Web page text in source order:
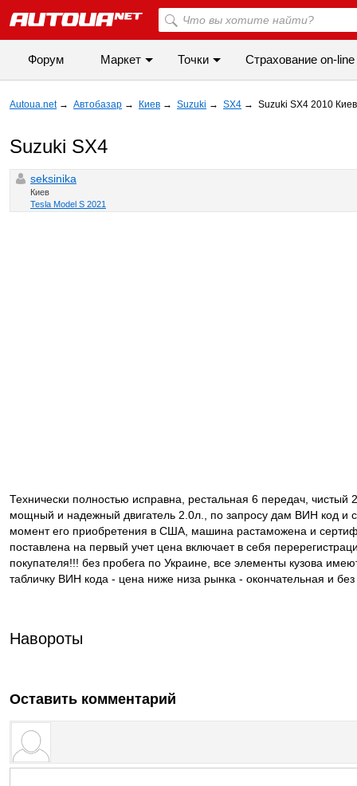
Форум Маркет Точки Cтрахование on-line
Autoua.net → Автобазар → Киев → Suzuki → SX4 → Suzuki SX4 2010 Киев
Suzuki SX4
seksinika
Киев
Tesla Model S 2021
Технически полностью исправна, рестальная 6 передач, чистый
мощный и надежный двигатель 2.0л., по запросу дам ВИН код и
момент его приобретения в США, машина растаможена и
поставлена на первый учет цена включает в себя
покупателя!!! без пробега по Украине, все элементы кузова
табличку ВИН кода - цена ниже низа рынка - окончательная и без
Навороты
Оставить комментарий